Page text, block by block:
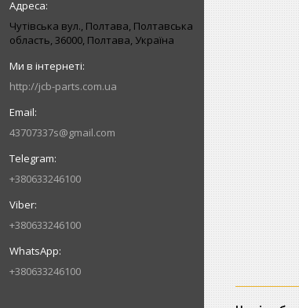
Чутівська вул., Полтава, Полтавська
область, 36000, Полтава, Україна
http://jcb-parts.com.ua
43707337s@gmail.com
+380633246100
+380633246100
+380633246100